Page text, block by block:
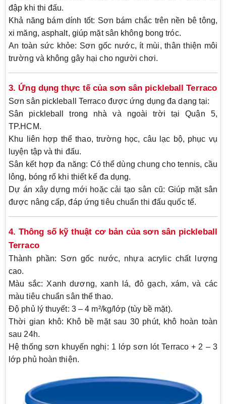
đập khi thi đấu.
Khả năng bám dính tốt: Sơn bám chắc trên nền bê tông,
xi măng, asphalt, giúp mặt sân không bong tróc.
An toàn sức khỏe: Sơn gốc nước, ít mùi, thân thiện môi
trường và không gây hại cho người chơi.
3. Ứng dụng thực tế của sơn sân pickleball Terraco
Sơn sân pickleball Terraco được ứng dụng đa dạng tại:
Sân pickleball trong nhà và ngoài trời tại Quận 5,
TP.HCM.
Khu liên hợp thể thao, trường học, câu lạc bộ, phục vụ
luyện tập và thi đấu.
Sân kết hợp đa năng: Có thể dùng chung cho tennis, cầu
lông, bóng rổ khi thiết kế đa dụng.
Dự án xây dựng mới hoặc cải tạo sân cũ: Giúp mặt sân
được nâng cấp, đáp ứng tiêu chuẩn thi đấu quốc tế.
4. Thông số kỹ thuật cơ bản của sơn sân pickleball
Terraco
Thành phần: Sơn gốc nước, nhựa acrylic chất lượng
cao.
Màu sắc: Xanh dương, xanh lá, đỏ gạch, xám, và các
màu tiêu chuẩn sân thể thao.
Độ phủ lý thuyết: 3 – 4 m²/kg/lớp (tùy bề mặt).
Thời gian khô: Khô bề mặt sau 30 phút, khô hoàn toàn
sau 24h.
Hệ thống sơn khuyến nghị: 1 lớp sơn lót Terraco + 2 – 3
lớp phủ hoàn thiện.